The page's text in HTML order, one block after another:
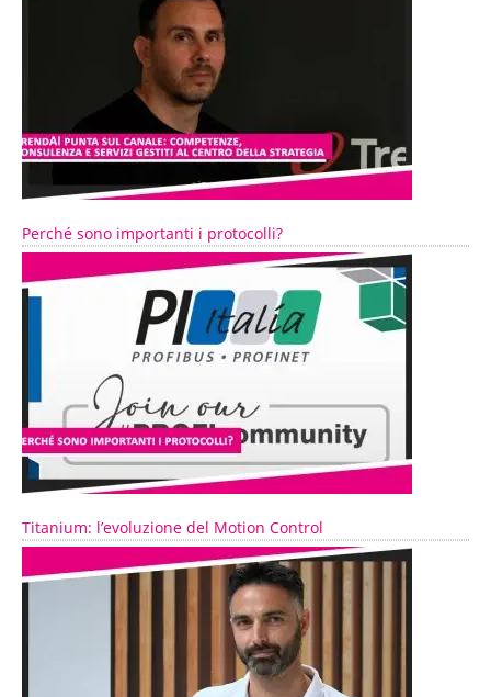
Perché sono importanti i protocolli?
Titanium: l’evoluzione del Motion Control